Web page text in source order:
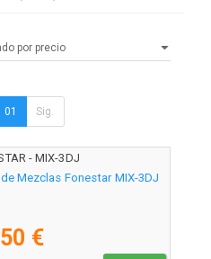
01 Sig.
- MIX-3DJ
Mezclas Fonestar MIX-3DJ
€